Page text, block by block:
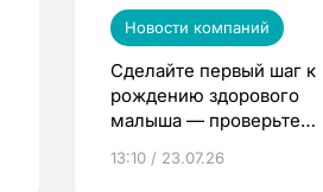
Новости компаний
Сделайте первый шаг к
рождению здорового
малыша — проверьте
по ОМС!
13:10 / 23.07.26